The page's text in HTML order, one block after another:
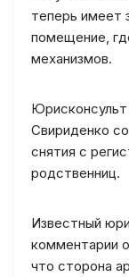
теперь имеет
помещение,
механизмов.
Свириденко
снятия с
родственниц.
Известный
комментарии
что сторона